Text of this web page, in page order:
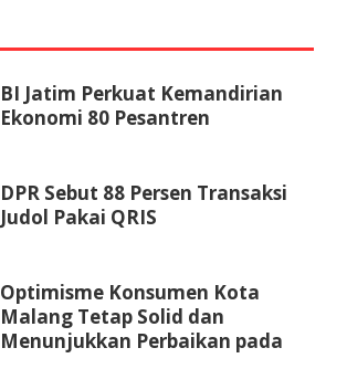
BI Jatim Perkuat Kemandirian
Ekonomi 80 Pesantren
DPR Sebut 88 Persen Transaksi
Judol Pakai QRIS
Optimisme Konsumen Kota
Malang Tetap Solid dan
Menunjukkan Perbaikan pada